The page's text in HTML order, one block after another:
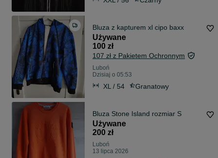
Bluza z kapturem xl cipo baxx
Używane
100 zł
107 zł z Pakietem Ochronnym
Luboń
Dzisiaj o 05:53
XL / 54 Granatowy
Bluza Stone Island rozmiar S
Używane
200 zł
Luboń
13 lipca 2026